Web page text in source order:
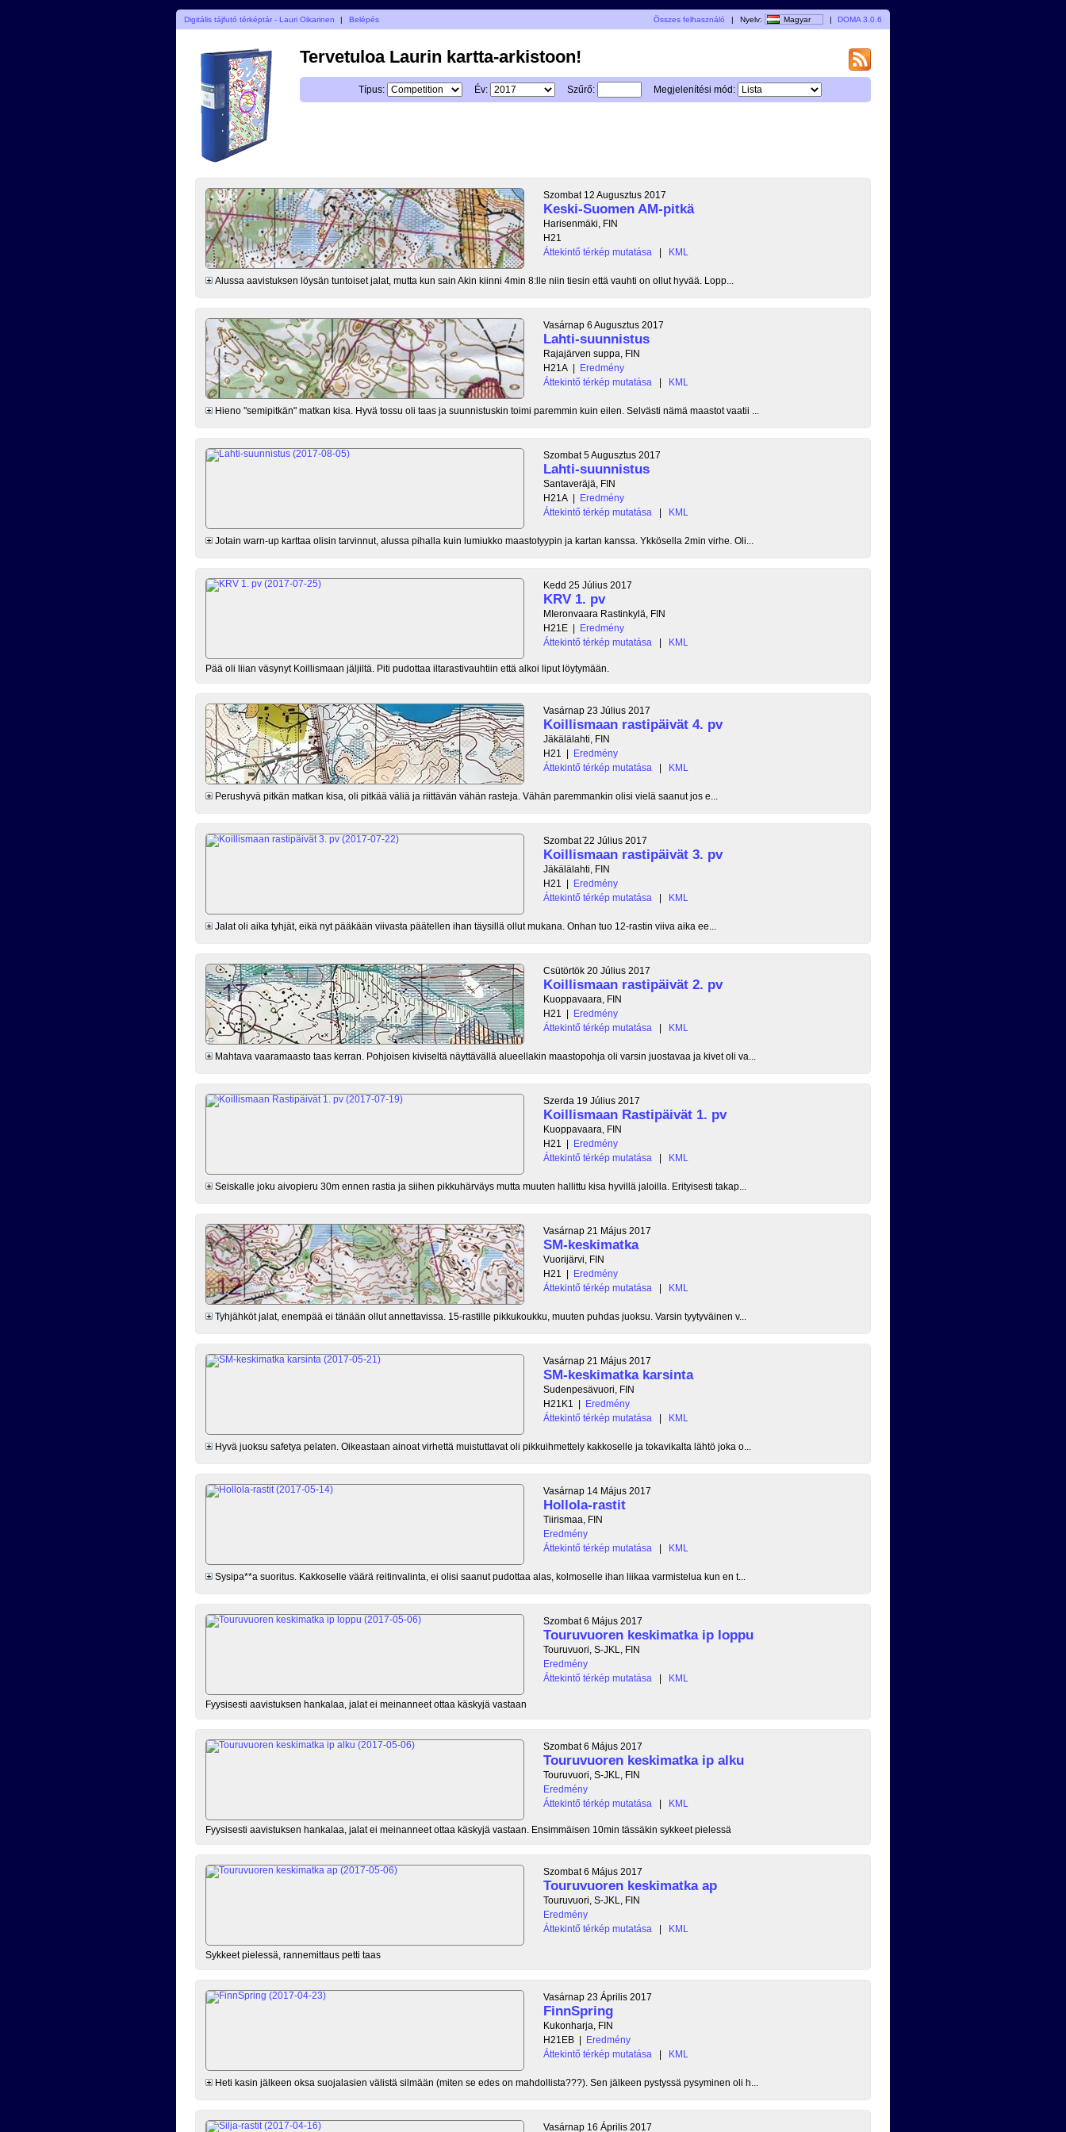
Digitális tájfutó térképtár - Lauri Oikarinen | Belépés Összes felhasználó | Nyelv: Magyar | DOMA 3.0.6
Tervetuloa Laurin kartta-arkistoon!
Típus: Év: Szűrő: Megjelenítési mód:
Szombat 12 Augusztus 2017
Keski-Suomen AM-pitkä
Harisenmäki, FIN
H21
Áttekintő térkép mutatása
| KML
Alussa aavistuksen löysän tuntoiset jalat, mutta kun sain Akin kiinni 4min 8:lle niin tiesin että vauhti on ollut hyvää. Lopp...
Vasárnap 6 Augusztus 2017
Lahti-suunnistus
Rajajärven suppa, FIN
H21A | Eredmény
Áttekintő térkép mutatása
| KML
Hieno "semipitkän" matkan kisa. Hyvä tossu oli taas ja suunnistuskin toimi paremmin kuin eilen. Selvästi nämä maastot vaatii ...
Szombat 5 Augusztus 2017
Lahti-suunnistus
Santaveräjä, FIN
H21A | Eredmény
Áttekintő térkép mutatása
| KML
Jotain warn-up karttaa olisin tarvinnut, alussa pihalla kuin lumiukko maastotyypin ja kartan kanssa. Ykkösella 2min virhe. Oli...
Kedd 25 Július 2017
KRV 1. pv
MIeronvaara Rastinkylä, FIN
H21E | Eredmény
Áttekintő térkép mutatása
| KML
Pää oli liian väsynyt Koillismaan jäljiltä. Piti pudottaa iltarastivauhtiin että alkoi liput löytymään.
Vasárnap 23 Július 2017
Koillismaan rastipäivät 4. pv
Jäkälälahti, FIN
H21
| Eredmény
Áttekintő térkép mutatása
| KML
Perushyvä pitkän matkan kisa, oli pitkää väliä ja riittävän vähän rasteja. Vähän paremmankin olisi vielä saanut jos e...
Szombat 22 Július 2017
Koillismaan rastipäivät 3. pv
Jäkälälahti, FIN
H21
| Eredmény
Áttekintő térkép mutatása
| KML
Jalat oli aika tyhjät, eikä nyt pääkään viivasta päätellen ihan täysillä ollut mukana. Onhan tuo 12-rastin viiva aika ee...
Csütörtök 20 Július 2017
Koillismaan rastipäivät 2. pv
Kuoppavaara, FIN
H21
| Eredmény
Áttekintő térkép mutatása
| KML
Mahtava vaaramaasto taas kerran. Pohjoisen kiviseltä näyttävällä alueellakin maastopohja oli varsin juostavaa ja kivet oli va...
Szerda 19 Július 2017
Koillismaan Rastipäivät 1. pv
Kuoppavaara, FIN
H21
| Eredmény
Áttekintő térkép mutatása
| KML
Seiskalle joku aivopieru 30m ennen rastia ja siihen pikkuhärväys mutta muuten hallittu kisa hyvillä jaloilla. Erityisesti takap...
Vasárnap 21 Május 2017
SM-keskimatka
Vuorijärvi, FIN
H21
| Eredmény
Áttekintő térkép mutatása
| KML
Tyhjähköt jalat, enempää ei tänään ollut annettavissa. 15-rastille pikkukoukku, muuten puhdas juoksu. Varsin tyytyväinen v...
Vasárnap 21 Május 2017
SM-keskimatka karsinta
Sudenpesävuori, FIN
H21K1
| Eredmény
Áttekintő térkép mutatása
| KML
Hyvä juoksu safetya pelaten. Oikeastaan ainoat virhettä muistuttavat oli pikkuihmettely kakkoselle ja tokavikalta lähtö joka o...
Vasárnap 14 Május 2017
Hollola-rastit
Tiirismaa, FIN
Eredmény
Áttekintő térkép mutatása
| KML
Sysipa**a suoritus. Kakkoselle väärä reitinvalinta, ei olisi saanut pudottaa alas, kolmoselle ihan liikaa varmistelua kun en t...
Szombat 6 Május 2017
Touruvuoren keskimatka ip loppu
Touruvuori, S-JKL, FIN
Eredmény
Áttekintő térkép mutatása
| KML
Fyysisesti aavistuksen hankalaa, jalat ei meinanneet ottaa käskyjä vastaan
Szombat 6 Május 2017
Touruvuoren keskimatka ip alku
Touruvuori, S-JKL, FIN
Eredmény
Áttekintő térkép mutatása
| KML
Fyysisesti aavistuksen hankalaa, jalat ei meinanneet ottaa käskyjä vastaan. Ensimmäisen 10min tässäkin sykkeet pielessä
Szombat 6 Május 2017
Touruvuoren keskimatka ap
Touruvuori, S-JKL, FIN
Eredmény
Áttekintő térkép mutatása
| KML
Sykkeet pielessä, rannemittaus petti taas
Vasárnap 23 Április 2017
FinnSpring
Kukonharja, FIN
H21EB | Eredmény
Áttekintő térkép mutatása
| KML
Heti kasin jälkeen oksa suojalasien välistä silmään (miten se edes on mahdollista???). Sen jälkeen pystyssä pysyminen oli h...
Vasárnap 16 Április 2017